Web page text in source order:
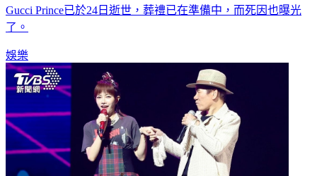
世，得年22歲。對此，經紀公司昨（27）日晚間證實死訊，
Gucci Prince已於24日逝世，葬禮已在準備中，而死因也曝光
娛樂